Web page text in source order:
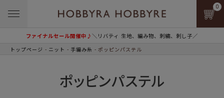
ファイナルセール開催中♪＼リバティ 生地、編み物、刺繍、刺し子／
0
トップページ ニット 手編み糸 ポッピンパステル
ポッピンパステル